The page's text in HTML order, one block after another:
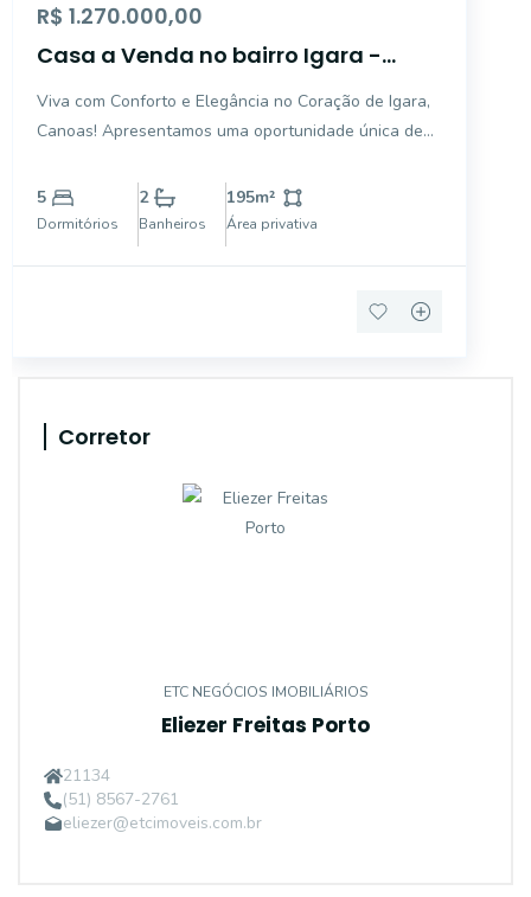
R$ 1.270.000,00
Casa a Venda no bairro Igara -
Viva com Conforto e Elegância no Coração de Igara,
Canoas! Apresentamos uma oportunidade única de
busca espaço, conforto e uma localização
privilegiada. Situada na desejada Avenida Dona
Rosalina, no ba
5
Dormitórios
2
Banheiros
195m²
Área privativa
Corretor
ETC NEGÓCIOS IMOBILIÁRIOS
Eliezer Freitas Porto
21134
(51) 8567-2761
eliezer@etcimoveis.com.br